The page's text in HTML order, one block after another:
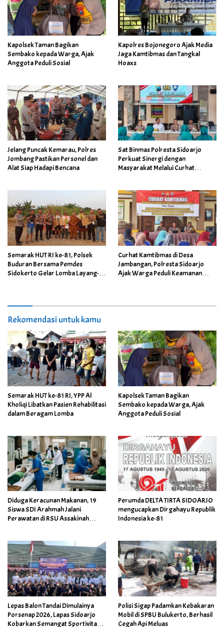
Kapolsek Taman Bagikan
Sembako kepada Warga, Ajak
Anggota Peduli Sosial
Kapolres Bojonegoro Ajak Media
Jaga Kamtibmas dan Tangkal
Hoaxs
Jelang Puncak Kemarau, Polres
Jombang Pastikan Personel dan
Alat Siap Hadapi Bencana
Sat Binmas Polresta Sidoarjo
Perkuat Sinergi dengan
Masyarakat Melalui Curhat
Semarak HUT RI ke-81, Polsek
Buduran Bersama Pemdes
Sidokerto Gelar Lomba Layang-
Curhat Kamtibmas di Desa
Jambangan, Polresta Sidoarjo
Ajak Warga Peduli Keamanan
Rekomendasi untuk kamu
Semarak HUT ke-81 RI, YPP Al
Kholiqi Libatkan Pasien Rehabilitasi
dalam Beragam Lomba
Kapolsek Taman Bagikan
Sembako kepada Warga, Ajak
Anggota Peduli Sosial
Diduga Keracunan Makanan, 19
Siswa SDI Arahmah Jalani
Perawatan di RSU Assakinah
Perumda DELTA TIRTA SIDOARJO
mengucapkan Dirgahayu Republik
Indonesia ke-81
Lepas Balon Tandai Dimulainya
Porsenap 2026, Lapas Sidoarjo
Kobarkan Semangat Sportivitas
Polisi Sigap Padamkan Kebakaran
Mobil di SPBU Bulukerto, Berhasil
Cegah Api Meluas